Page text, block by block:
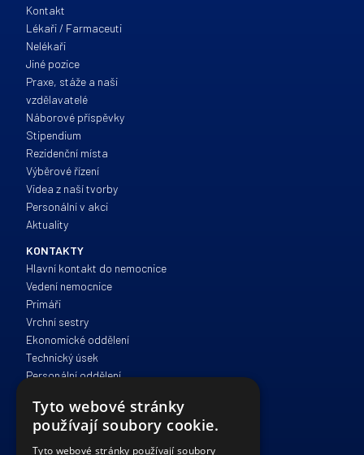
Kontakt
Lékaři / Farmaceuti
Nelékaři
Jiné pozice
Praxe, stáže a naši
vzdělavatelé
Náborové příspěvky
Stipendium
Rezidenční místa
Výběrové řízení
Videa z naší tvorby
Personální v akci
Aktuality
KONTAKTY
Hlavní kontakt do nemocnice
Vedení nemocnice
Primáři
Vrchní sestry
Ekonomické oddělení
Technický úsek
Personální oddělení
Správa a provoz
IT oddělení
Právní oddělení
Tyto webové stránky
používají soubory cookie.
Tyto webové stránky používají soubory